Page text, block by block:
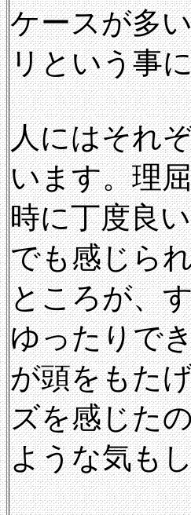
ケースが多
リという事
人にはそれ
います。理
時に丁度良
でも感じら
ところが、
ゆったりで
が頭をもた
ズを感じた
ような気も